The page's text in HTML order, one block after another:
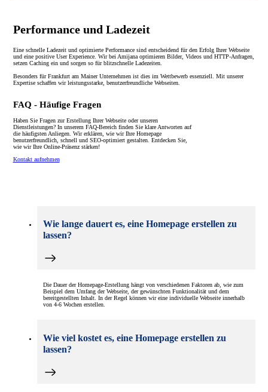
Performance und Ladezeit
Eine schnelle Ladezeit und optimierte Performance sind entscheidend für den Erfolg Ihrer Webseite
und eine positive User Experience. Wir bei Amijana optimieren Bilder, Videos und HTTP-Anfragen,
setzen Caching ein und sorgen so für blitzschnelle Ladezeiten.
Besonders für Frankfurt am Mainer Unternehmen ist dies im Wettbewerb essenziell. Mit unserer
Expertise schaffen wir leistungsstarke, benutzerfreundliche Webseiten.
FAQ - Häufige Fragen
Haben Sie Fragen zur Erstellung Ihrer Webseite oder unseren
Dienstleistungen? In unserem FAQ-Bereich finden Sie klare Antworten auf
die häufigsten Anliegen. Wir erklären, wie wir Ihre Homepage
benutzerfreundlich, schnell und SEO-optimiert gestalten. Entdecken Sie,
wie wir Ihre Online-Präsenz stärken!
Kontakt aufnehmen
Wie lange dauert es, eine Homepage erstellen zu
lassen?
Die Dauer der Homepage-Erstellung hängt von verschiedenen Faktoren ab, wie zum
Beispiel dem Umfang der Webseite, der gewünschten Funktionalität und dem
bereitgestellten Inhalt. In der Regel können wir eine individuelle Webseite innerhalb
von 4-6 Wochen erstellen.
Wie viel kostet es, eine Homepage erstellen zu
lassen?